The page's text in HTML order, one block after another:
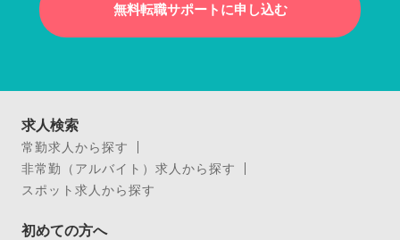
無料転職サポートに申し込む
求人検索
常勤求人から探す
非常勤（アルバイト）求人から探す
スポット求人から探す
初めての方へ